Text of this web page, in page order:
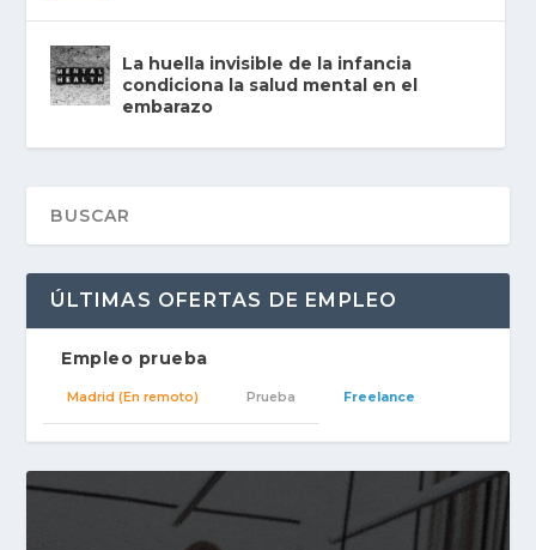
La huella invisible de la infancia
condiciona la salud mental en el
embarazo
ÚLTIMAS OFERTAS DE EMPLEO
Empleo prueba
Madrid(En remoto) Prueba Freelance